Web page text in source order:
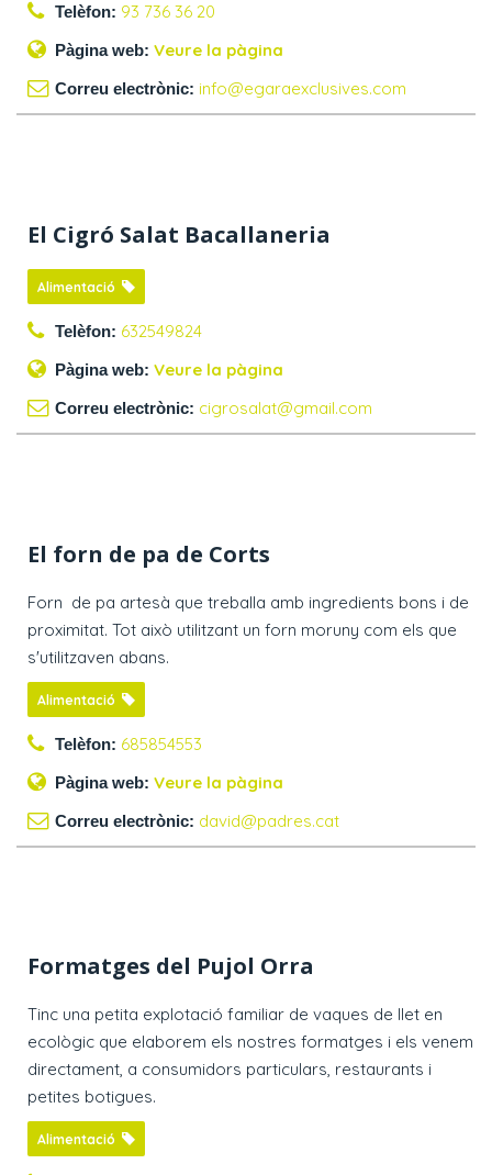
Telèfon: 93 736 36 20
Pàgina web: Veure la pàgina
Correu electrònic: info@egaraexclusives.com
El Cigró Salat Bacallaneria
Alimentació
Telèfon: 632549824
Pàgina web: Veure la pàgina
Correu electrònic: cigrosalat@gmail.com
El forn de pa de Corts
Forn de pa artesà que treballa amb ingredients bons i de
proximitat. Tot això utilitzant un forn moruny com els que
s'utilitzaven abans.
Alimentació
Telèfon: 685854553
Pàgina web: Veure la pàgina
Correu electrònic: david@padres.cat
Formatges del Pujol Orra
Tinc una petita explotació familiar de vaques de llet en
ecològic que elaborem els nostres formatges i els venem
directament, a consumidors particulars, restaurants i
petites botigues.
Alimentació